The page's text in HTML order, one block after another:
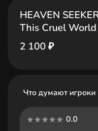
HEAVEN
This Cruel World
2 100 ₽
Что думают игроки
0.0